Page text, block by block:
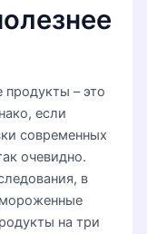
продукты – это
если
современных
очевидно.
в
на три